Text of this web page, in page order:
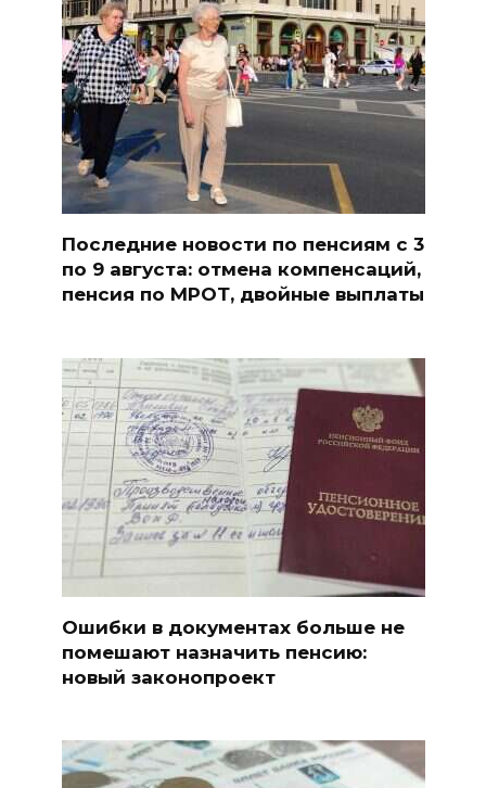
Последние новости по пенсиям с 3
по 9 августа: отмена компенсаций,
пенсия по МРОТ, двойные выплаты
Ошибки в документах больше не
помешают назначить пенсию:
новый законопроект